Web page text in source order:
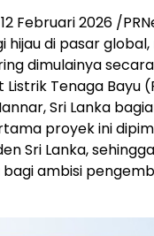
12 Februari 2026 /
di pasar
dimulainya
Tenaga Bayu
Sri Lanka
proyek ini
Sri Lanka,
ambisi